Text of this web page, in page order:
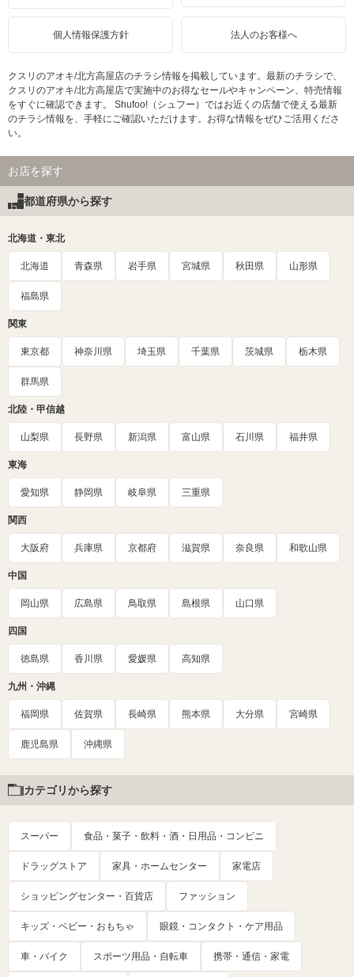
個人情報保護方針 法人のお客様へ
クスリのアオキ/北方高屋店のチラシ情報を掲載しています。最新のチラシで、
クスリのアオキ/北方高屋店で実施中のお得なセールやキャンペーン、特売情報
をすぐに確認できます。 Shufoo!（シュフー）ではお近くの店舗で使える最新
のチラシ情報を、手軽にご確認いただけます。お得な情報をぜひご活用くださ
い。
お店を探す
都道府県から探す
北海道・東北
北海道 青森県 岩手県 宮城県 秋田県 山形県
福島県
関東
東京都 神奈川県 埼玉県 千葉県 茨城県 栃木県
群馬県
北陸・甲信越
山梨県 長野県 新潟県 富山県 石川県 福井県
東海
愛知県 静岡県 岐阜県 三重県
関西
大阪府 兵庫県 京都府 滋賀県 奈良県 和歌山県
中国
岡山県 広島県 鳥取県 島根県 山口県
四国
徳島県 香川県 愛媛県 高知県
九州・沖縄
福岡県 佐賀県 長崎県 熊本県 大分県 宮崎県
鹿児島県 沖縄県
カテゴリから探す
スーパー 食品・菓子・飲料・酒・日用品・コンビニ
ドラッグストア 家具・ホームセンター 家電店
ショッピングセンター・百貨店 ファッション
キッズ・ベビー・おもちゃ 眼鏡・コンタクト・ケア用品
車・バイク スポーツ用品・自転車 携帯・通信・家電